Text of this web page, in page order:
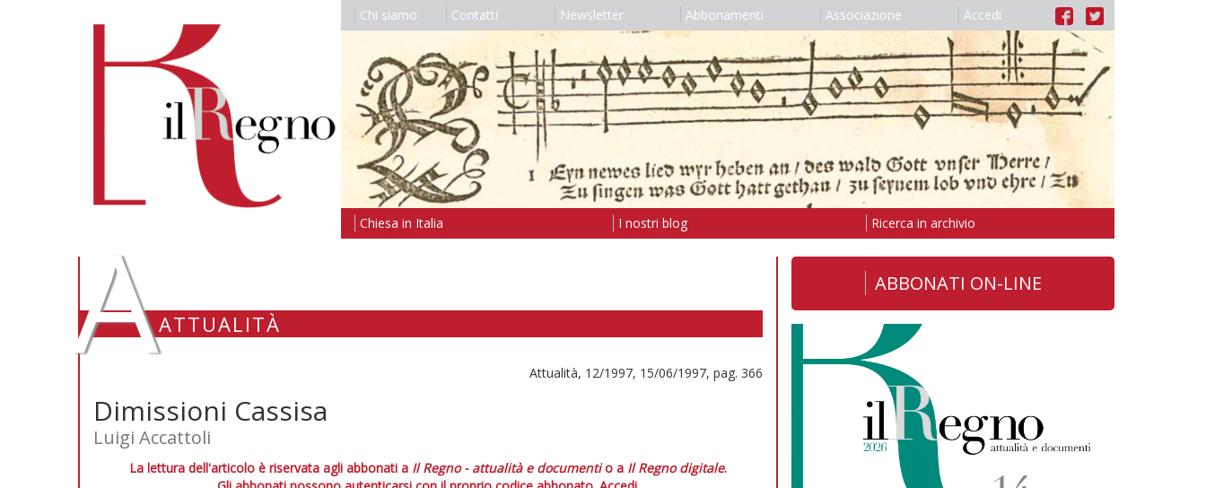
Chi siamo Contatti Newsletter Abbonamenti Associazione Accedi
Chiesa in Italia I nostri blog Ricerca in archivio
AATTUALITÀ
Attualità, 12/1997, 15/06/1997, pag. 366
Dimissioni Cassisa
Luigi Accattoli
La lettura dell'articolo è riservata agli abbonati a Il Regno - attualità e documentio a Il Regno digitale.
ABBONATI ON-LINE